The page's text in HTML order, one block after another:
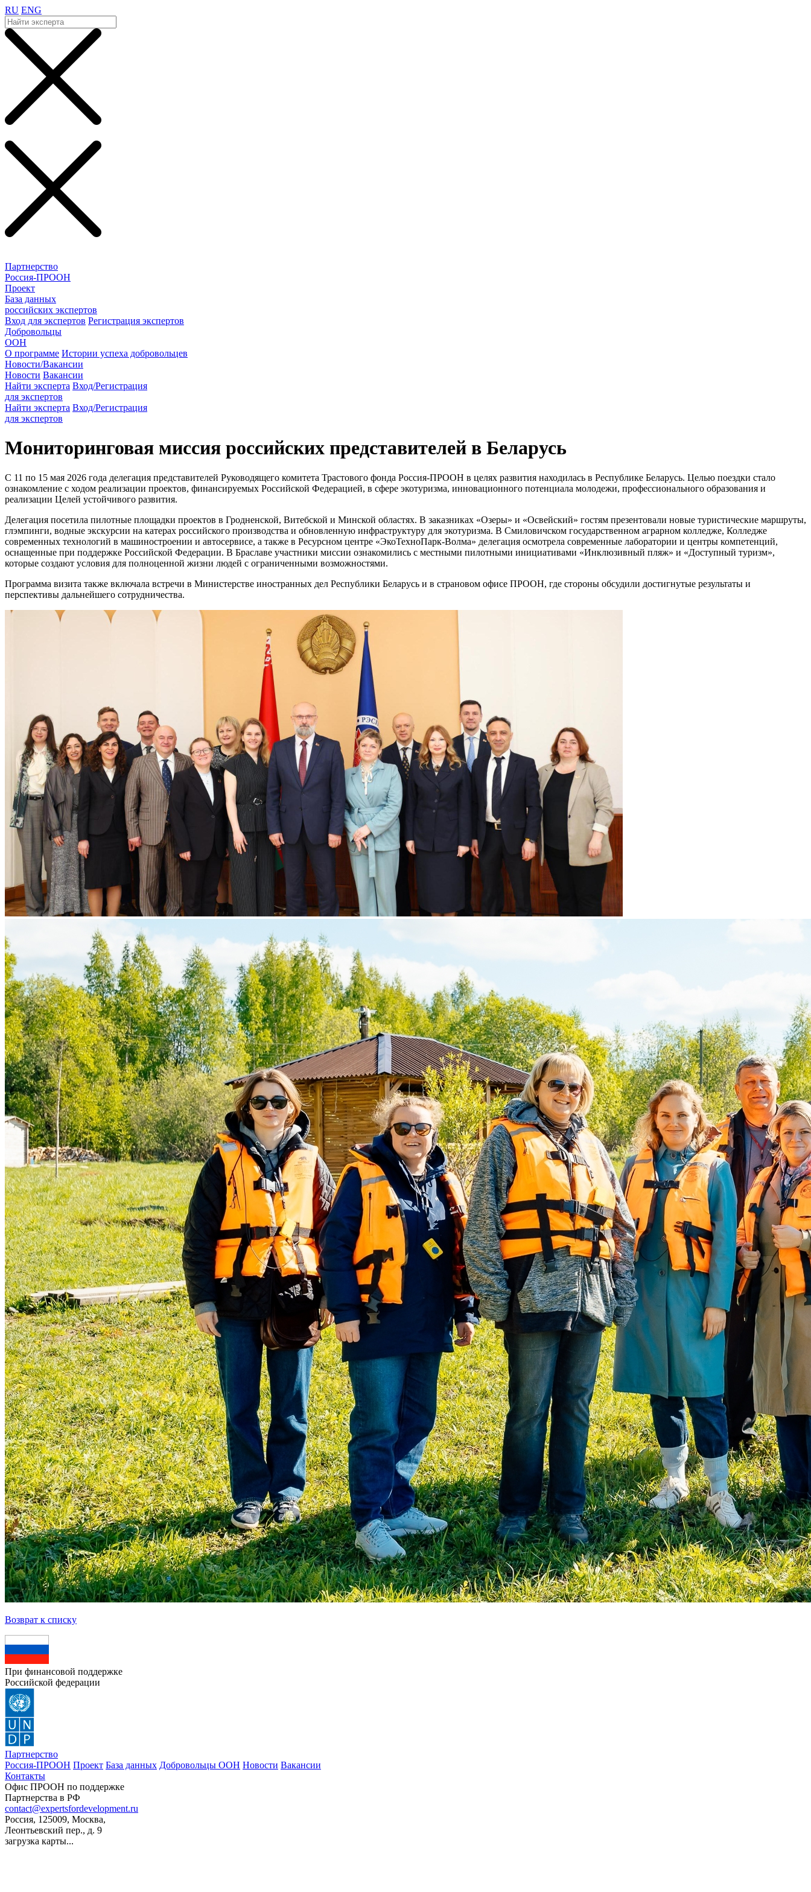
RU ENG
Партнерство
Россия-ПРООН
Проект
База данных
российских экспертов
Вход для экспертов Регистрация экспертов
Добровольцы
ООН
О программе Истории успеха добровольцев
Новости/Вакансии
Новости Вакансии
Найти эксперта Вход/Регистрация
для экспертов
Найти эксперта Вход/Регистрация
для экспертов
Мониторинговая миссия российских представителей в Беларусь
С 11 по 15 мая 2026 года делегация представителей Руководящего комитета Трастового фонда Россия-ПРООН в целях развития находилась в Республике Беларусь. Целью поездки стало
ознакомление с ходом реализации проектов, финансируемых Российской Федерацией, в сфере экотуризма, инновационного потенциала молодежи, профессионального образования и
реализации Целей устойчивого развития.
Делегация посетила пилотные площадки проектов в Гродненской, Витебской и Минской областях. В заказниках «Озеры» и «Освейский» гостям презентовали новые туристические маршруты,
глэмпинги, водные экскурсии на катерах российского производства и обновленную инфраструктуру для экотуризма. В Смиловичском государственном аграрном колледже, Колледже
современных технологий в машиностроении и автосервисе, а также в Ресурсном центре «ЭкоТехноПарк-Волма» делегация осмотрела современные лаборатории и центры компетенций,
оснащенные при поддержке Российской Федерации. В Браславе участники миссии ознакомились с местными пилотными инициативами «Инклюзивный пляж» и «Доступный туризм»,
которые создают условия для полноценной жизни людей с ограниченными возможностями.
Программа визита также включала встречи в Министерстве иностранных дел Республики Беларусь и в страновом офисе ПРООН, где стороны обсудили достигнутые результаты и
перспективы дальнейшего сотрудничества.
Возврат к списку
При финансовой поддержке
Российской федерации
Партнерство
Россия-ПРООН Проект База данных Добровольцы ООН Новости Вакансии
Контакты
Офис ПРООН по поддержке
Партнерства в РФ
contact@expertsfordevelopment.ru
Россия, 125009, Москва,
Леонтьевский пер., д. 9
загрузка карты...